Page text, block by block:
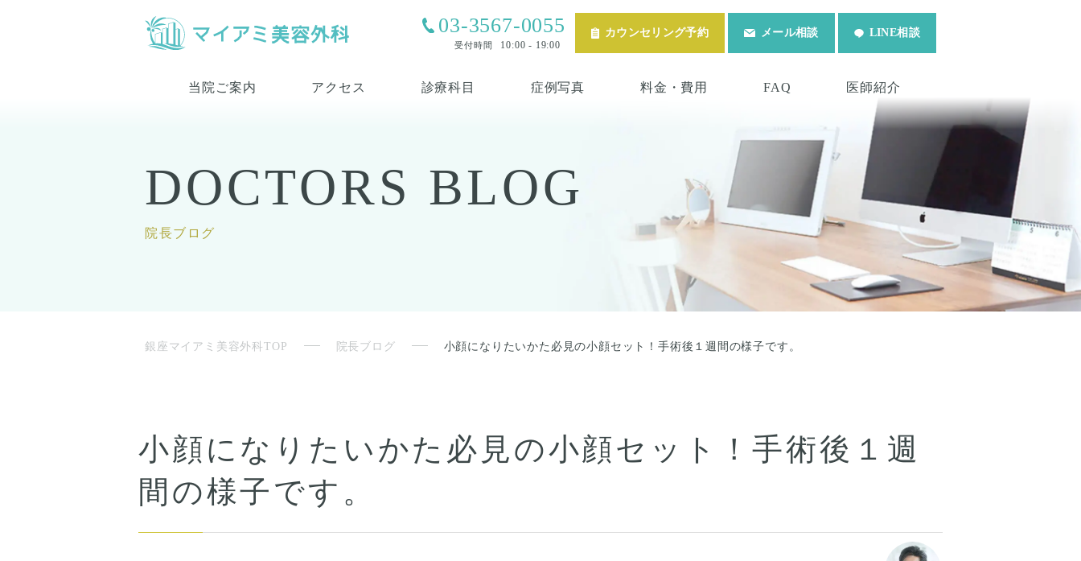
03-3567-0055
受付時間 10:00 - 19:00
カウンセリング予約 メール相談 LINE相談
当院ご案内 アクセス 診療科目 症例写真 料金・費用 FAQ 医師紹介
DOCTORS BLOG
院長ブログ
銀座マイアミ美容外科TOP 院長ブログ 小顔になりたいかた必見の小顔セット！手術後１週間の様子です。
小顔になりたいかた必見の小顔セット！手術後１週
間の様子です。